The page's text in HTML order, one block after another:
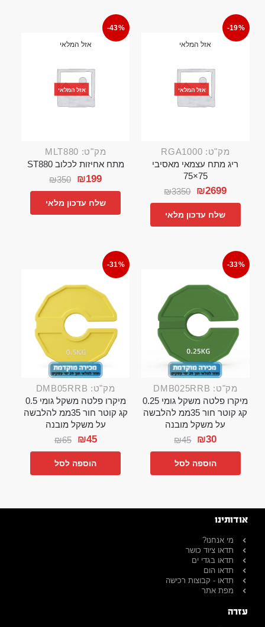
-19%
אזל המלאי
אזל המלאי
מק"ט: RGA1000
ריג מתח עצמאי מאסיבי
75×75
₪3350 ₪2699
שלח עדכון מלאי
-43%
אזל המלאי
אזל המלאי
מק"ט: MLT880
מתח אחיזות לכלוב ST880
₪350 ₪199
שלח עדכון מלאי
-33%
מק"ט: DMB025RRB
מיקרו פלטה משקל גומי 0.25
קג קוטר חור 35ממ להלבשה
על משקל מובנה
₪45 ₪30
הוספה לסל
-31%
מק"ט: DMB05RRB
מיקרו פלטה משקל גומי 0.5
קג קוטר חור 35ממ להלבשה
על משקל מובנה
₪65 ₪45
הוספה לסל
אודותינו
מי אנחנו?
תדאו ציוד כושר
תדאו בגדי ים
תדאו הום
תדאו - קבוצות רכישה
מפת אתר
עזרה